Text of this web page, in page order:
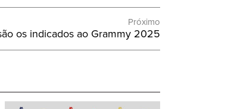
Próximo
os indicados ao Grammy 2025